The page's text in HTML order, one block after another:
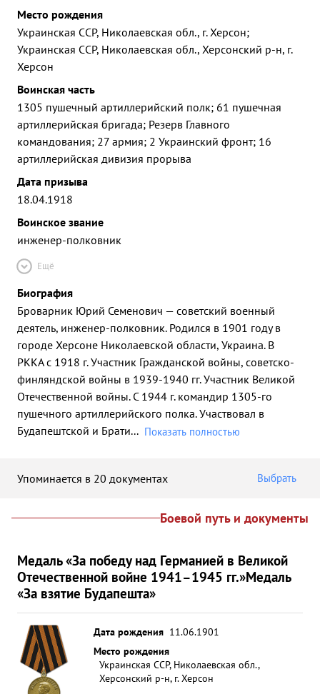
Место рождения
Украинская ССР, Николаевская обл., г. Херсон;
Украинская ССР, Николаевская обл., Херсонский р-н, г.
Херсон
Воинская часть
1305 пушечный артиллерийский полк; 61 пушечная
артиллерийская бригада; Резерв Главного
командования; 27 армия; 2 Украинский фронт; 16
артиллерийская дивизия прорыва
Дата призыва
18.04.1918
Воинское звание
инженер-полковник
Ещё
Биография
Броварник Юрий Семенович — советский военный
деятель, инженер-полковник. Родился в 1901 году в
городе Херсоне Николаевской области, Украина. В
РККА с 1918 г. Участник Гражданской войны, советско-
финляндской войны в 1939-1940 гг. Участник Великой
Отечественной войны. С 1944 г. командир 1305-го
пушечного артиллерийского полка. Участвовал в
Будапештской и Брати... Показать полностью
Упоминается в 20 документах Выбрать
Боевой путь и документы
Медаль «За победу над Германией в Великой
Отечественной войне 1941–1945 гг.»Медаль
«За взятие Будапешта»
Дата рождения 11.06.1901
Место рождения
Украинская ССР, Николаевская обл.,
Херсонский р-н, г. Херсон